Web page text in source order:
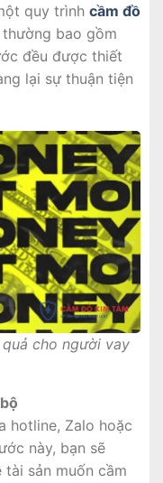
quy trình cầm đồ
bao gồm
đều được thiết
lại sự thuận tiện
quả cho người vay
hotline, Zalo hoặc
này, bạn sẽ
sản muốn cầm